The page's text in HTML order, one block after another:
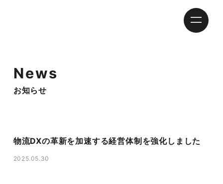
News
お知らせ
物流DXの革新を加速する経営体制を強化しました
2025.05.30